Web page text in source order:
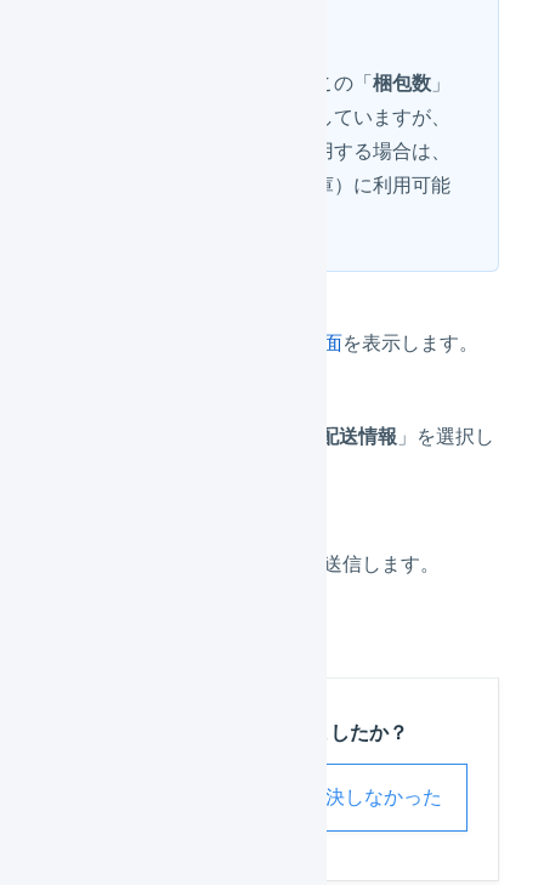
多くの送り状発行ソフトはこの「梱包数」
による個口数の指定に対応していますが、
初めてこのフィールドを使用する場合は、
念のためオペレーター（倉庫）に利用可能
「出荷伝票」の詳細画面を表示します。
編集 : 配送情報 」を選択し
」を変更し、送信します。
この記事は役に立ちましたか？
解決しなかった